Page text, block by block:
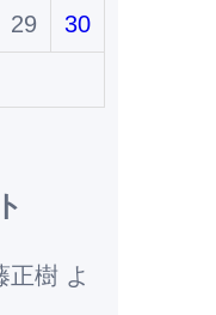
29 30
正樹 よ